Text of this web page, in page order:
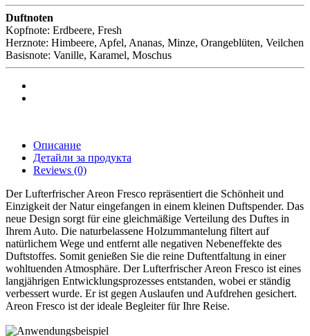
Duftnoten
Kopfnote: Erdbeere, Fresh
Herznote: Himbeere, Apfel, Ananas, Minze, Orangeblüten, Veilchen
Basisnote: Vanille, Karamel, Moschus
Описание
Детайли за продукта
Reviews (0)
Der Lufterfrischer Areon Fresco repräsentiert die Schönheit und
Einzigkeit der Natur eingefangen in einem kleinen Duftspender. Das
neue Design sorgt für eine gleichmäßige Verteilung des Duftes in
Ihrem Auto. Die naturbelassene Holzummantelung filtert auf
natürlichem Wege und entfernt alle negativen Nebeneffekte des
Duftstoffes. Somit genießen Sie die reine Duftentfaltung in einer
wohltuenden Atmosphäre. Der Lufterfrischer Areon Fresco ist eines
langjährigen Entwicklungsprozesses entstanden, wobei er ständig
verbessert wurde. Er ist gegen Auslaufen und Aufdrehen gesichert.
Areon Fresco ist der ideale Begleiter für Ihre Reise.